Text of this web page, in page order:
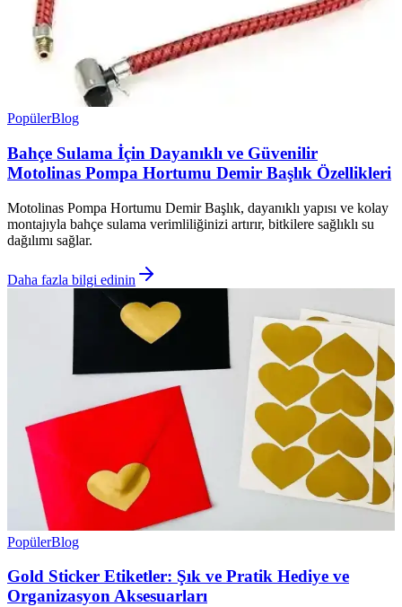
PopülerBlog
Bahçe Sulama İçin Dayanıklı ve Güvenilir
Motolinas Pompa Hortumu Demir Başlık Özellikleri
Motolinas Pompa Hortumu Demir Başlık, dayanıklı yapısı ve kolay
montajıyla bahçe sulama verimliliğinizi artırır, bitkilere sağlıklı su
dağılımı sağlar.
Daha fazla bilgi edinin
PopülerBlog
Gold Sticker Etiketler: Şık ve Pratik Hediye ve
Organizasyon Aksesuarları